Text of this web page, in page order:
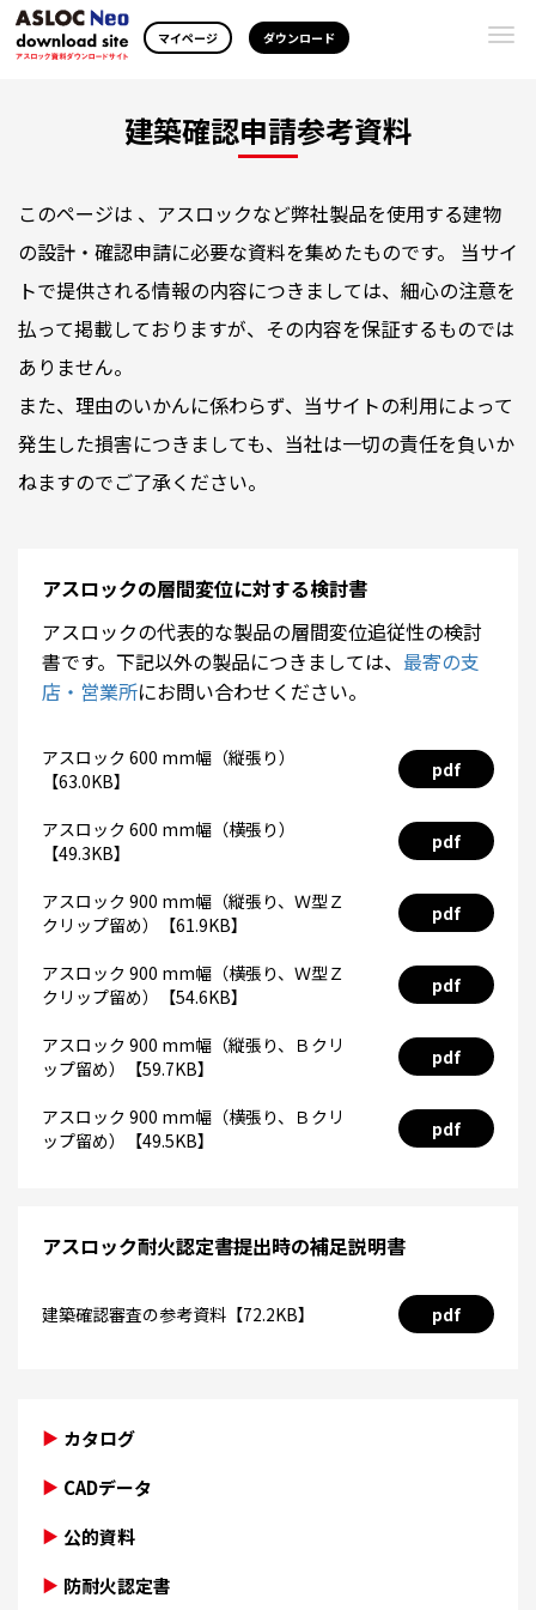
マイページ ダウンロード
建築確認申請参考資料
このページは 、アスロックなど弊社製品を使用する建物
の設計・確認申請に必要な資料を集めたものです。 当サイ
トで提供される情報の内容につきましては、細心の注意を
払って掲載しておりますが、その内容を保証するものでは
ありません。
また、理由のいかんに係わらず、当サイトの利用によって
発生した損害につきましても、当社は一切の責任を負いか
ねますのでご了承ください。
アスロックの層間変位に対する検討書
アスロックの代表的な製品の層間変位追従性の検討
書です。下記以外の製品につきましては、 最寄の支
店・営業所にお問い合わせください。
アスロック 600 mm幅（縦張り）
【63.0KB】
pdf
アスロック 600 mm幅（横張り）
【49.3KB】
pdf
アスロック 900 mm幅（縦張り、Ｗ型Ｚ
クリップ留め）【61.9KB】
pdf
アスロック 900 mm幅（横張り、Ｗ型Ｚ
クリップ留め）【54.6KB】
pdf
アスロック 900 mm幅（縦張り、Ｂクリ
ップ留め）【59.7KB】
pdf
アスロック 900 mm幅（横張り、Ｂクリ
ップ留め）【49.5KB】
pdf
アスロック耐火認定書提出時の補足説明書
建築確認審査の参考資料【72.2KB】 pdf
カタログ
CADデータ
公的資料
防耐火認定書